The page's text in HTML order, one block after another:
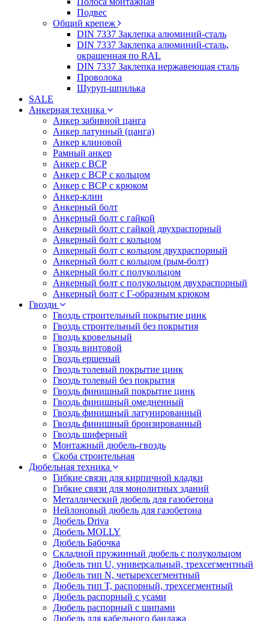
Подвес
Общий крепеж
DIN 7337 Заклепка алюминий-сталь
DIN 7337 Заклепка алюминий-сталь,
окрашенная по RAL
DIN 7337 Заклепка нержавеющая сталь
Проволока
Шуруп-шпилька
SALE
Анкерная техника
Анкер забивной цанга
Анкер латунный (цанга)
Анкер клиновой
Рамный анкер
Анкер с ВСР
Анкер с ВСР с кольцом
Анкер с ВСР с крюком
Анкер-клин
Анкерный болт
Анкерный болт с гайкой
Анкерный болт с гайкой двухраспорный
Анкерный болт с кольцом
Анкерный болт с кольцом двухраспорный
Анкерный болт с кольцом (рым-болт)
Анкерный болт с полукольцом
Анкерный болт с полукольцом двухраспорный
Анкерный болт с Г-образным крюком
Гвозди
Гвоздь строительный покрытие цинк
Гвоздь строительный без покрытия
Гвоздь кровельный
Гвоздь винтовой
Гвоздь ершеный
Гвоздь толевый покрытие цинк
Гвоздь толевый без покрытия
Гвоздь финишный покрытие цинк
Гвоздь финишный омедненный
Гвоздь финишный латунированный
Гвоздь финишный бронзированный
Гвоздь шиферный
Монтажный дюбель-гвоздь
Скоба строительная
Дюбельная техника
Гибкие связи для кирпичной кладки
Гибкие связи для монолитных зданий
Металлический дюбель для газобетона
Нейлоновый дюбель для газобетона
Дюбель Driva
Дюбель MOLLY
Дюбель Бабочка
Складной пружинный дюбель с полукольцом
Дюбель тип U, универсальный, трехсегментный
Дюбель тип N, четырехсегментный
Дюбель тип T, распорный, трехсегментный
Дюбель распорный с усами
Дюбель распорный с шипами
Дюбель для кабельного бандажа